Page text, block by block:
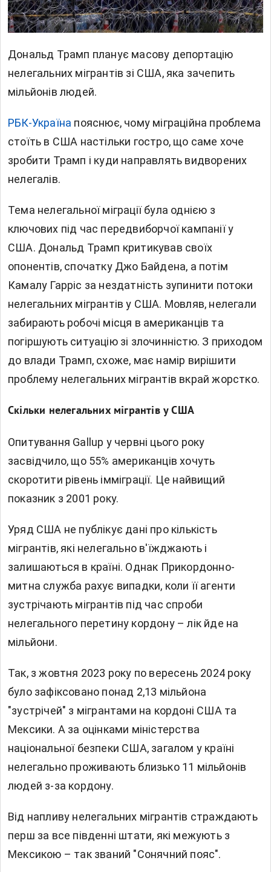
Дональд Трамп планує масову депортацію
нелегальних мігрантів зі США, яка зачепить
мільйонів людей.
РБК-Україна пояснює, чому міграційна проблема
стоїть в США настільки гостро, що саме хоче
зробити Трамп і куди направлять видворених
нелегалів.
Тема нелегальної міграції була однією з
ключових під час передвиборчої кампанії у
США. Дональд Трамп критикував своїх
опонентів, спочатку Джо Байдена, а потім
Камалу Гарріс за нездатність зупинити потоки
нелегальних мігрантів у США. Мовляв, нелегали
забирають робочі місця в американців та
погіршують ситуацію зі злочинністю. З приходом
до влади Трамп, схоже, має намір вирішити
проблему нелегальних мігрантів вкрай жорстко.
Скільки нелегальних мігрантів у США
Опитування Gallup у червні цього року
засвідчило, що 55% американців хочуть
скоротити рівень імміграції. Це найвищий
показник з 2001 року.
Уряд США не публікує дані про кількість
мігрантів, які нелегально в'їжджають і
залишаються в країні. Однак Прикордонно-
митна служба рахує випадки, коли її агенти
зустрічають мігрантів під час спроби
нелегального перетину кордону – лік йде на
мільйони.
Так, з жовтня 2023 року по вересень 2024 року
було зафіксовано понад 2,13 мільйона
"зустрічей" з мігрантами на кордоні США та
Мексики. А за оцінками міністерства
національної безпеки США, загалом у країні
нелегально проживають близько 11 мільйонів
людей з-за кордону.
Від напливу нелегальних мігрантів страждають
перш за все південні штати, які межують з
Мексикою – так званий "Сонячний пояс".